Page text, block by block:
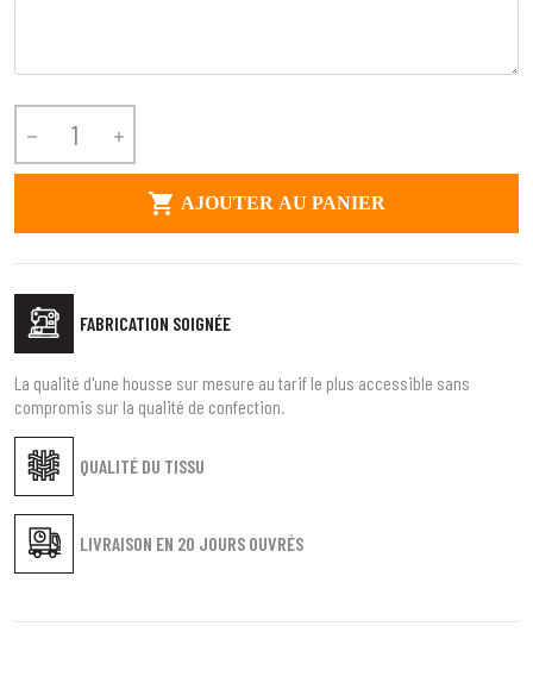
1SÉLECTIONNEZ LE TYPE DE VOTRE VÉHICULE
Tous les types arrow_drop_down
2SÉLECTIONNEZ LA MARQUE DE VOTRE VÉHICULE
Toutes les marques
3PRÉCISEZ LE MODÈLE
 
 AJOUTER AU PANIER
FABRICATION SOIGNÉE
QUALITÉ DU TISSU
LIVRAISON EN 20 JOURS OUVRÉS
La qualité d'une housse sur mesure au tarif le plus accessible sans
compromis sur la qualité de confection.